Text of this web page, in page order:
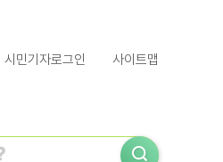
시민기자로그인 사이트맵